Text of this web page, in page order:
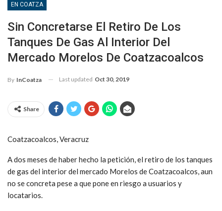
EN COATZA
Sin Concretarse El Retiro De Los
Tanques De Gas Al Interior Del
Mercado Morelos De Coatzacoalcos
By InCoatza Last updated Oct 30, 2019
Share
Coatzacoalcos, Veracruz
A dos meses de haber hecho la petición, el retiro de los tanques
de gas del interior del mercado Morelos de Coatzacoalcos, aun
no se concreta pese a que pone en riesgo a usuarios y
locatarios.